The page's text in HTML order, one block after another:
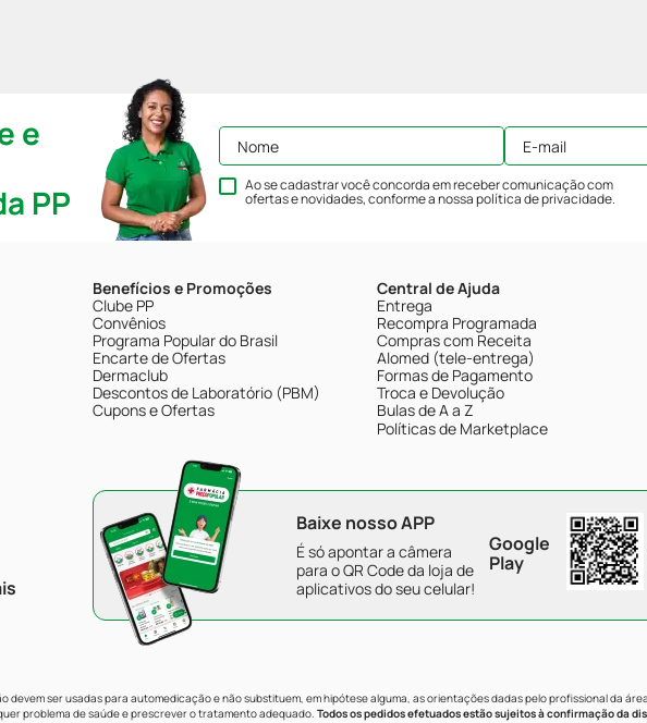
e
PP
Ao se cadastrar você concorda em receber comunicação com
ofertas e novidades, conforme a nossapolítica de privacidade.
Benefícios e Promoções
Clube PP
Convênios
Programa Popular do Brasil
Encarte de Ofertas
Dermaclub
Descontos de Laboratório (PBM)
Cupons e Ofertas
Central de Ajuda
Entrega
Recompra Programada
Compras com Receita
Alomed (tele-entrega)
Formas de Pagamento
Troca e Devolução
Bulas de A a Z
Políticas de Marketplace
Baixe nosso APP
É só apontar a câmera
para o QR Code da loja de
aplicativos do seu celular!
Google
Play
devem ser usadas para automedicação e não substituem, em hipótese alguma, as orientações dadas pelo profissional da
problema de saúde e prescrever o tratamento adequado. Todos os pedidos efetuados estão sujeitos à confirmação da